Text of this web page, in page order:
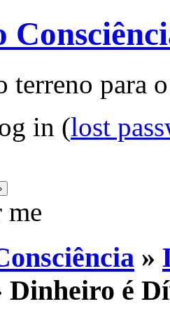
terreno para
in (lost
me
»
Dinheiro é